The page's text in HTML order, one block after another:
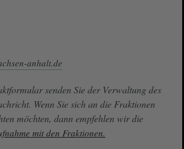
anhalt.de
senden Sie der Verwaltung des
Wenn Sie sich an die Fraktionen
möchten, dann empfehlen wir die
mit den Fraktionen.